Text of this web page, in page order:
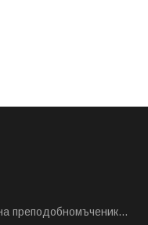
преподобномъченик...